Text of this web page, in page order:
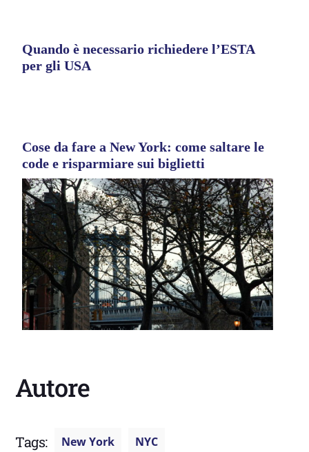
Quando è necessario richiedere l’ESTA
per gli USA
Cose da fare a New York: come saltare le
code e risparmiare sui biglietti
Autore
Tags: New York NYC